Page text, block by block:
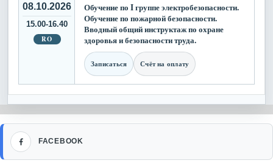
08.10.2026
15.00-16.40
RO
Обучение по I группе электробезопасности.
Обучение по пожарной безопасности.
Вводный общий инструктаж по охране
здоровья и безопасности труда.
Записаться Счёт на оплату
FACEBOOK
Facebook